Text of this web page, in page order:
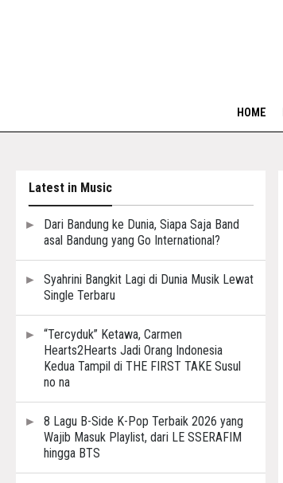
HOME
Latest in Music
Dari Bandung ke Dunia, Siapa Saja Band
asal Bandung yang Go International?
Syahrini Bangkit Lagi di Dunia Musik Lewat
Single Terbaru
“Tercyduk” Ketawa, Carmen
Hearts2Hearts Jadi Orang Indonesia
Kedua Tampil di THE FIRST TAKE Susul
no na
8 Lagu B-Side K-Pop Terbaik 2026 yang
Wajib Masuk Playlist, dari LE SSERAFIM
hingga BTS